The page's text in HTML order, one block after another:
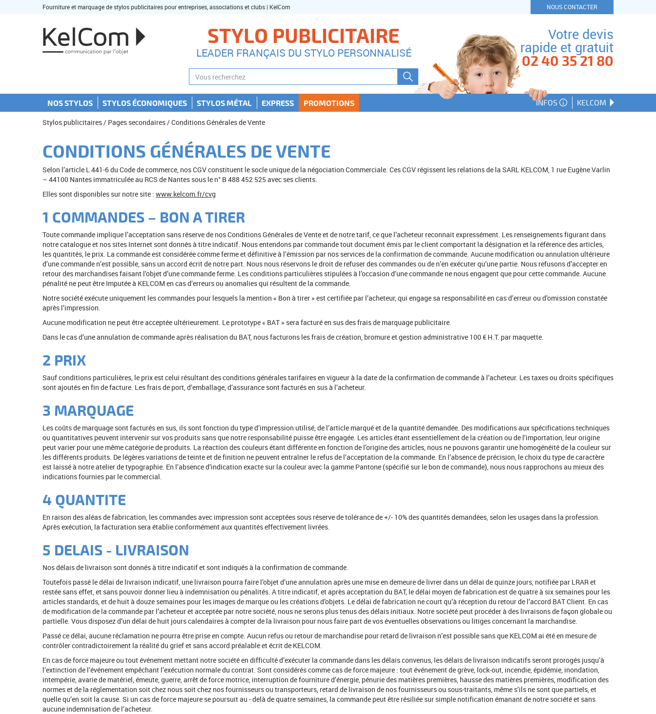
Fourniture et marquage de stylos publicitaires pour entreprises, associations et clubs | KelCom NOUS CONTACTER
Votre devis
rapide et gratuit
02 40 35 21 80
STYLO PUBLICITAIRE
LEADER FRANÇAIS DU STYLO PERSONNALISÉ
NOS STYLOS STYLOS ÉCONOMIQUES STYLOS MÉTAL EXPRESS PROMOTIONS INFOS KELCOM
Stylos publicitaires/ Pages secondaires/ Conditions Générales de Vente
CONDITIONS GÉNÉRALES DE VENTE
Selon l’article L 441-6 du Code de commerce, nos CGV constituent le socle unique de la négociation Commerciale. Ces CGV régissent les relations de la SARL KELCOM, 1 rue Eugène Varlin
– 44100 Nantes immatriculée au RCS de Nantes sous le n° B 488 452 525 avec ses clients.
Elles sont disponibles sur notre site : www.kelcom.fr/cvg
1 COMMANDES – BON A TIRER
Toute commande implique l’acceptation sans réserve de nos Conditions Générales de Vente et de notre tarif, ce que l’acheteur reconnait expressément. Les renseignements figurant dans
notre catalogue et nos sites Internet sont donnés à titre indicatif. Nous entendons par commande tout document émis par le client comportant la désignation et la référence des articles,
les quantités, le prix. La commande est considérée comme ferme et définitive à l’émission par nos services de la confirmation de commande. Aucune modification ou annulation ultérieure
d’une commande n’est possible, sans un accord écrit de notre part. Nous nous réservons le droit de refuser des commandes ou de n’en exécuter qu’une partie. Nous refusons d’accepter en
retour des marchandises faisant l’objet d’une commande ferme. Les conditions particulières stipulées à l’occasion d’une commande ne nous engagent que pour cette commande. Aucune
pénalité ne peut être Imputée à KELCOM en cas d’erreurs ou anomalies qui résultent de la commande.
Notre société exécute uniquement les commandes pour lesquels la mention « Bon à tirer » est certifiée par l’acheteur, qui engage sa responsabilité en cas d’erreur ou d’omission constatée
après l’impression.
Aucune modification ne peut être acceptée ultérieurement. Le prototype « BAT » sera facturé en sus des frais de marquage publicitaire.
Dans le cas d’une annulation de commande après réalisation du BAT, nous facturons les frais de création, bromure et gestion administrative 100 € H.T. par maquette.
2 PRIX
Sauf conditions particulières, le prix est celui résultant des conditions générales tarifaires en vigueur à la date de la confirmation de commande à l’acheteur. Les taxes ou droits spécifiques
sont ajoutés en fin de facture. Les frais de port, d’emballage, d’assurance sont facturés en sus à l’acheteur.
3 MARQUAGE
Les coûts de marquage sont facturés en sus, ils sont fonction du type d’impression utilisé, de l’article marqué et de la quantité demandée. Des modifications aux spécifications techniques
ou quantitatives peuvent intervenir sur vos produits sans que notre responsabilité puisse être engagée. Les articles étant essentiellement de la création ou de l’importation, leur origine
peut varier pour une même catégorie de produits. La réaction des couleurs étant différente en fonction de l’origine des articles, nous ne pouvons garantir une homogénéité de la couleur sur
les différents produits. De légères variations de teinte et de finition ne peuvent entraîner le refus de l’acceptation de la commande. En l’absence de précision, le choix du type de caractère
est laissé à notre atelier de typographie. En l’absence d’indication exacte sur la couleur avec la gamme Pantone (spécifié sur le bon de commande), nous nous rapprochons au mieux des
indications fournies par le commercial.
4 QUANTITE
En raison des aléas de fabrication, les commandes avec impression sont acceptées sous réserve de tolérance de +/- 10% des quantités demandées, selon les usages dans la profession.
Après exécution, la facturation sera établie conformément aux quantités effectivement livrées.
5 DELAIS - LIVRAISON
Nos délais de livraison sont donnés à titre indicatif et sont indiqués à la confirmation de commande.
Toutefois passé le délai de livraison indicatif, une livraison pourra faire l’objet d’une annulation après une mise en demeure de livrer dans un délai de quinze jours, notifiée par LRAR et
restée sans effet, et sans pouvoir donner lieu à indemnisation ou pénalités. A titre indicatif, et après acceptation du BAT, le délai moyen de fabrication est de quatre à six semaines pour les
articles standards, et de huit à douze semaines pour les images de marque ou les créations d’objets. Le délai de fabrication ne court qu’à réception du retour de l’accord BAT Client. En cas
de modification de la commande par l’acheteur et acceptée par notre société, nous ne serons plus tenus des délais initiaux. Notre société peut procéder à des livraisons de façon globale ou
partielle. Vous disposez d’un délai de huit jours calendaires à compter de la livraison pour nous faire part de vos éventuelles observations ou litiges concernant la marchandise.
Passé ce délai, aucune réclamation ne pourra être prise en compte. Aucun refus ou retour de marchandise pour retard de livraison n’est possible sans que KELCOM ai été en mesure de
contrôler contradictoirement la réalité du grief et sans accord préalable et écrit de KELCOM.
En cas de force majeure ou tout événement mettant notre société en difficulté d’exécuter la commande dans les délais convenus, les délais de livraison indicatifs seront prorogés jusqu’à
l’extinction de l’événement empêchant l’exécution normale du contrat. Sont considérés comme cas de force majeure : tout événement de grève, lock-out, incendie, épidémie, inondation,
intempérie, avarie de matériel, émeute, guerre, arrêt de force motrice, interruption de fourniture d’énergie, pénurie des matières premières, hausse des matières premières, modification des
normes et de la réglementation soit chez nous soit chez nos fournisseurs ou transporteurs, retard de livraison de nos fournisseurs ou sous-traitants, même s’ils ne sont que partiels, et
quelle qu’en soit la cause. Si un cas de force majeure se poursuit au - delà de quatre semaines, la commande peut être résiliée sur simple notification émanant de notre société et sans
aucune indemnisation de l’acheteur.